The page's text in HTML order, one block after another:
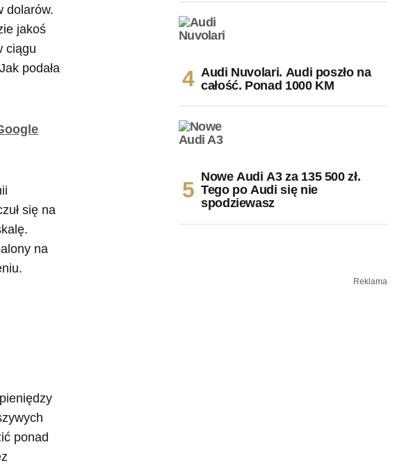
dolarów.
jakoś
ciągu
podała
się na
na
ponad
Audi Nuvolari. Audi poszło na
całość. Ponad 1000 KM
Nowe Audi A3 za 135 500 zł.
Tego po Audi się nie
spodziewasz
Reklama